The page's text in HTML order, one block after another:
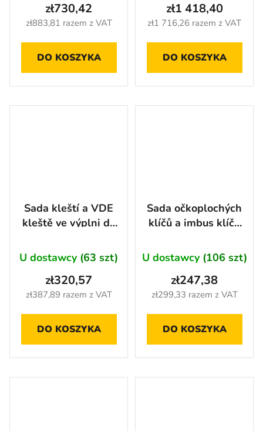
zł883,81 razem z VAT
zł730,42
DO KOSZYKA
zł1 716,26 razem z VAT
zł1 418,40
DO KOSZYKA
Sada kleští a VDE
kleště ve výplni do
18 ks - AH2348
U dostawcy (63 szt)
zł387,89 razem z VAT
zł320,57
DO KOSZYKA
Sada očkoplochých
klíčů a imbus klíčů
ks - AH2343
U dostawcy (106 szt)
zł299,33 razem z VAT
zł247,38
DO KOSZYKA